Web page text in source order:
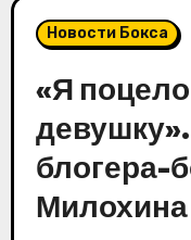
Новости Бокса
«Я
блогера-
Милохина